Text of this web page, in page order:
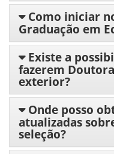
Como iniciar
Graduação em
Existe a
fazerem
exterior?
Onde posso
atualizadas
seleção?